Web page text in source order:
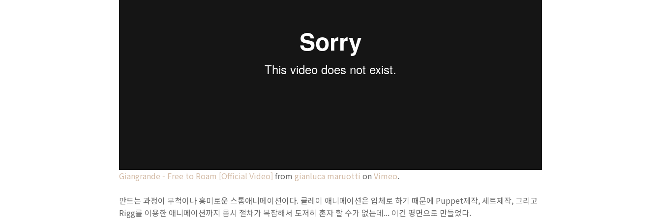
Giangrande - Free to Roam [Official Video] from gianluca maruotti on Vimeo.
만드는 과정이 무척이나 흥미로운 스톱애니메이션이다. 클레이 애니메이션은 입체로 하기 때문에 Puppet제작, 세트제작, 그리고
Rigg를 이용한 애니메이션까지 몹시 절차가 복잡해서 도저히 혼자 할 수가 없는데... 이건 평면으로 만들었다.